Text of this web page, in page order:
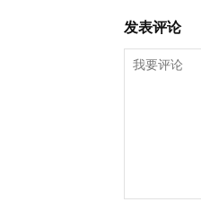
发表评论